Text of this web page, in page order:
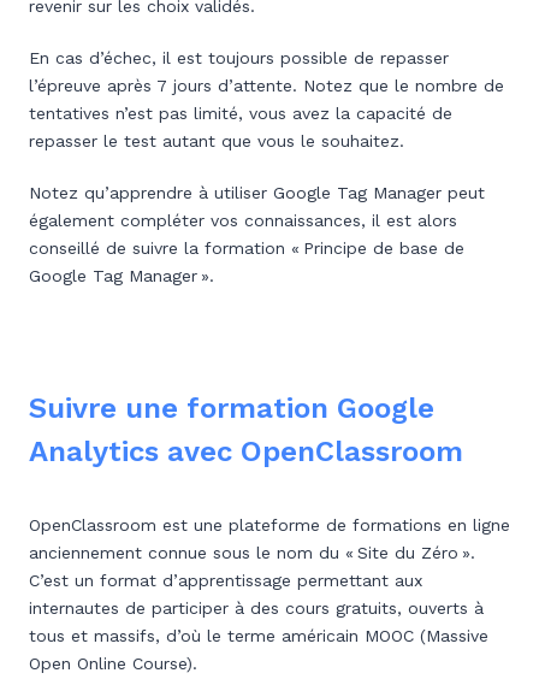
revenir sur les choix validés.
En cas d’échec, il est toujours possible de repasser
l’épreuve après 7 jours d’attente. Notez que le nombre de
tentatives n’est pas limité, vous avez la capacité de
repasser le test autant que vous le souhaitez.
Notez qu’apprendre à utiliser Google Tag Manager peut
également compléter vos connaissances, il est alors
conseillé de suivre la formation « Principe de base de
Google Tag Manager ».
Suivre une formation Google
Analytics avec OpenClassroom
OpenClassroom est une plateforme de formations en ligne
anciennement connue sous le nom du « Site du Zéro ».
C’est un format d’apprentissage permettant aux
internautes de participer à des cours gratuits, ouverts à
tous et massifs, d’où le terme américain MOOC (Massive
Open Online Course).